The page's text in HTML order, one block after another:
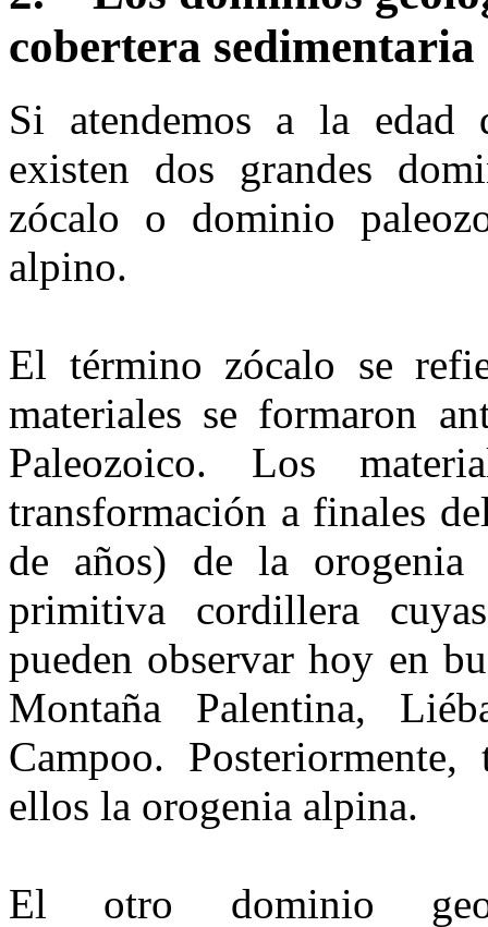
cobertera sedimentaria
Si atendemos a la edad
existen dos grandes
zócalo o dominio
alpino.
El término zócalo se
materiales se formaron
Paleozoico. Los
transformación a finales
de años) de la
primitiva cordillera
pueden observar hoy en
Mon­taña Palentina,
Campoo.
ellos la orogenia alpina.
El otro dominio